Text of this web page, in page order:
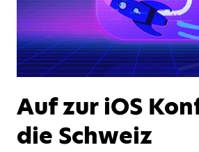
Auf zur iOS
die Schweiz